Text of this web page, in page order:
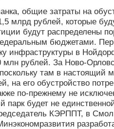
общие затраты на
млрд рублей, которые
будут распределены
бюджетами.
инфраструктуры в
млн рублей. За Ново-
там в настоящий
на его обустройство
по-прежнему не
парк будет не
КЭРППТ, в